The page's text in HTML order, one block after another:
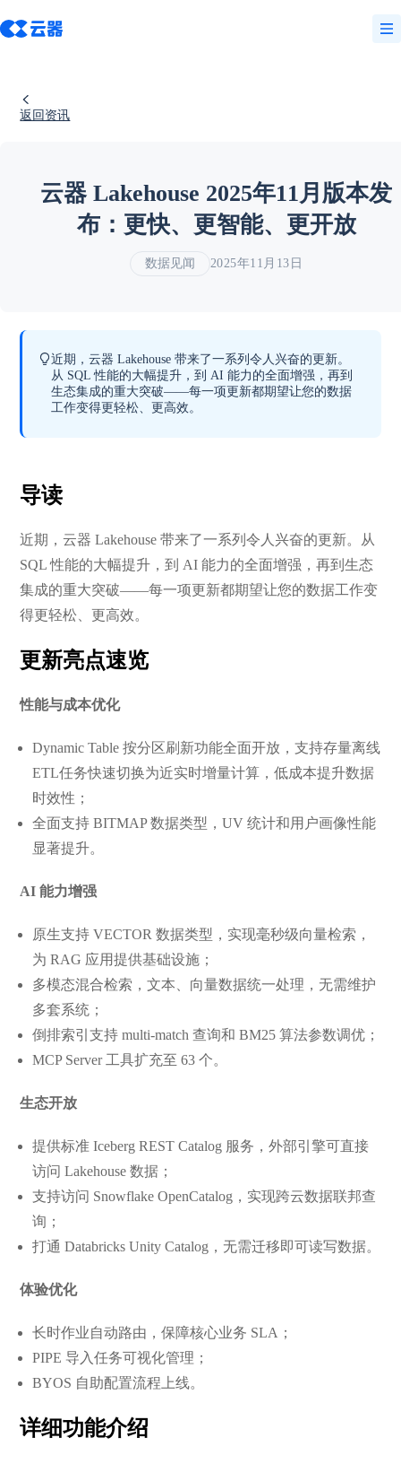
返回资讯
云器 Lakehouse 2025年11月版本发
布：更快、更智能、更开放
数据见闻 2025年11月13日
近期，云器 Lakehouse 带来了一系列令人兴奋的更新。
从 SQL 性能的大幅提升，到 AI 能力的全面增强，再到
生态集成的重大突破——每一项更新都期望让您的数据
工作变得更轻松、更高效。
导读
近期，云器 Lakehouse 带来了一系列令人兴奋的更新。从
SQL 性能的大幅提升，到 AI 能力的全面增强，再到生态
集成的重大突破——每一项更新都期望让您的数据工作变
得更轻松、更高效。
更新亮点速览
性能与成本优化
Dynamic Table 按分区刷新功能全面开放，支持存量离线
ETL任务快速切换为近实时增量计算，低成本提升数据
时效性；
全面支持 BITMAP 数据类型，UV 统计和用户画像性能
显著提升。
AI 能力增强
原生支持 VECTOR 数据类型，实现毫秒级向量检索，
为 RAG 应用提供基础设施；
多模态混合检索，文本、向量数据统一处理，无需维护
多套系统；
倒排索引支持 multi-match 查询和 BM25 算法参数调优；
MCP Server 工具扩充至 63 个。
生态开放
提供标准 Iceberg REST Catalog 服务，外部引擎可直接
访问 Lakehouse 数据；
支持访问 Snowflake OpenCatalog，实现跨云数据联邦查
询；
打通 Databricks Unity Catalog，无需迁移即可读写数据。
体验优化
长时作业自动路由，保障核心业务 SLA；
PIPE 导入任务可视化管理；
BYOS 自助配置流程上线。
详细功能介绍